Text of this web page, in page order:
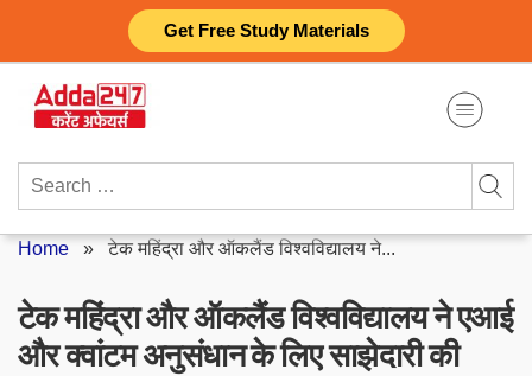
Get Free Study Materials
content
Search
Home »टेक महिंद्रा और ऑकलैंड विश्वविद्यालय ने...
टेक महिंद्रा और ऑकलैंड विश्वविद्यालय ने एआई
और क्वांटम अनुसंधान के लिए साझेदारी की